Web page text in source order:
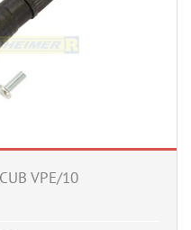
VPE/10